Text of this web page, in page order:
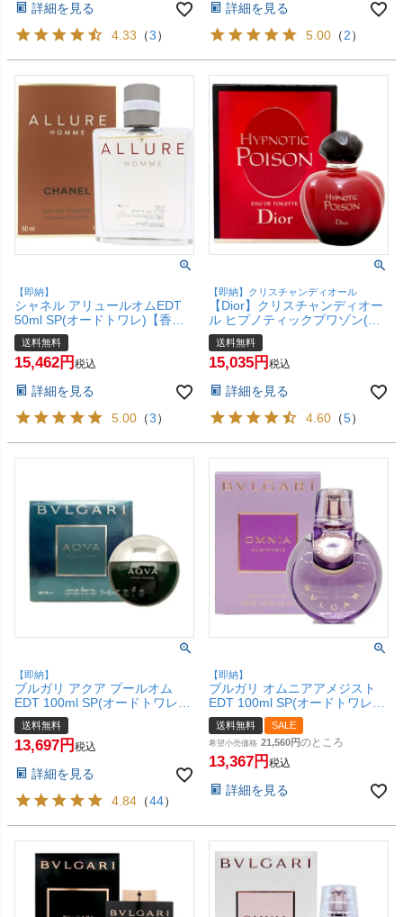
詳細を見る
4.33 （3）
詳細を見る
5.00 （2）
【即納】
シャネル アリュールオムEDT
50ml SP(オードトワレ)【香
水】【宅配便送料無料】
送料無料
15,462 税込
詳細を見る
5.00 （3）
【即納】クリスチャンディオール
【Dior】クリスチャンディオー
ル ヒプノティックプワゾン(プ
アゾン)EDT50ml SP(オードト
ワレ)【香水】【宅配便送料無
料】
送料無料
15,035 税込
詳細を見る
4.60 （5）
【即納】
ブルガリ アクア プールオム
EDT 100ml SP(オードトワレ)
【香水】【宅配便送料無料】
送料無料
13,697 税込
詳細を見る
4.84 （44）
【即納】
ブルガリ オムニアアメジスト
EDT 100ml SP(オードトワレ)
【香水】【宅配便送料無料】
(6059617)
送料無料 SALE
希望小売価格 21,560 のところ
13,367 税込
詳細を見る